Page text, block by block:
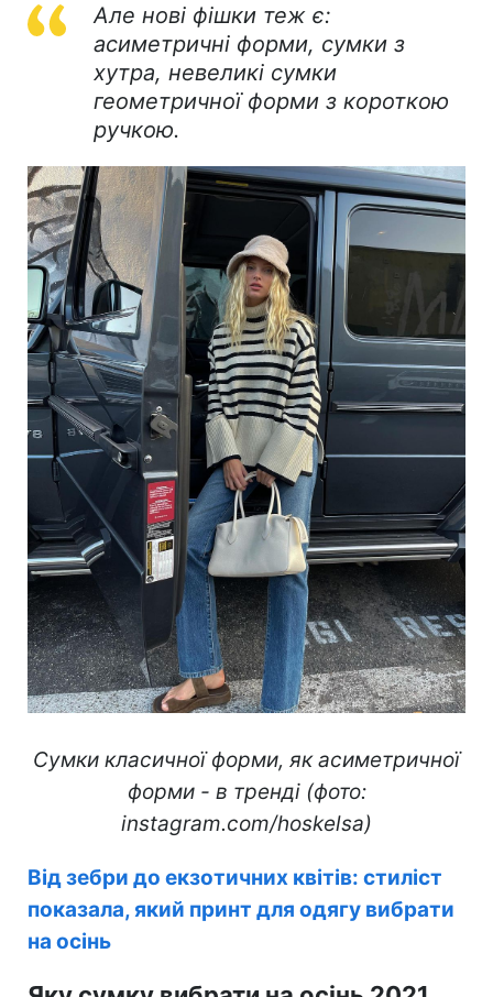
Але нові фішки теж є:
асиметричні форми, сумки з
хутра, невеликі сумки
геометричної форми з короткою
ручкою.
Сумки класичної форми, як асиметричної
форми - в тренді (фото:
instagram.com/hoskelsa)
Від зебри до екзотичних квітів: стиліст
показала, який принт для одягу вибрати
на осінь